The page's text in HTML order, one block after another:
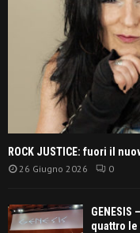
ROCK JUSTICE: fuori il
26 Giugno 2026 0
GENESIS
quattro